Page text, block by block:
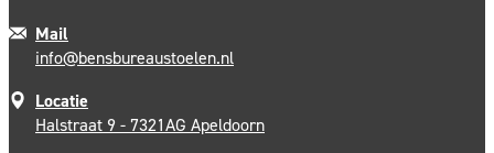
Mail
info@bensbureaustoelen.nl
Locatie
Halstraat 9 - 7321AG Apeldoorn